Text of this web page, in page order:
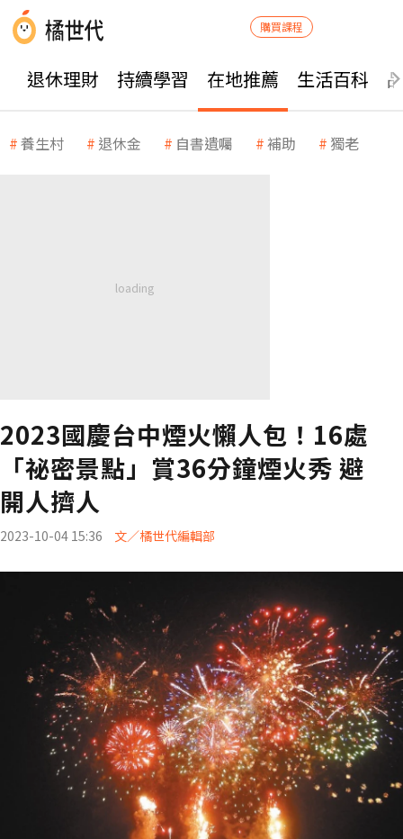
購買課程
退休理財 持續學習 在地推薦 生活百科
養生村 退休金 自書遺囑 補助 獨老
2023國慶台中煙火懶人包！16處
「祕密景點」賞36分鐘煙火秀 避
開人擠人
2023-10-04 15:36 文／橘世代編輯部